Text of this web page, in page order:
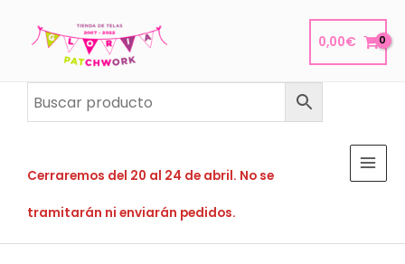
0,00€
Cerraremos del 20 al 24 de abril. No se
tramitarán ni enviarán pedidos.